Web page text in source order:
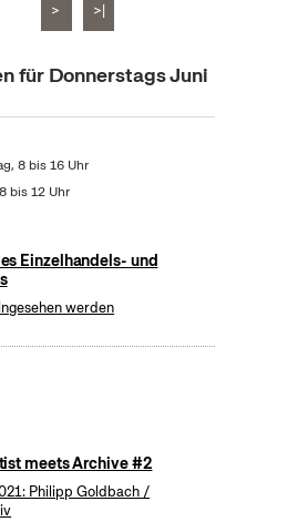
> >|
für Donnerstags Juni
8 bis 16 Uhr
bis 12 Uhr
Einzelhandels- und
werden
meets Archive #2
Philipp Goldbach /